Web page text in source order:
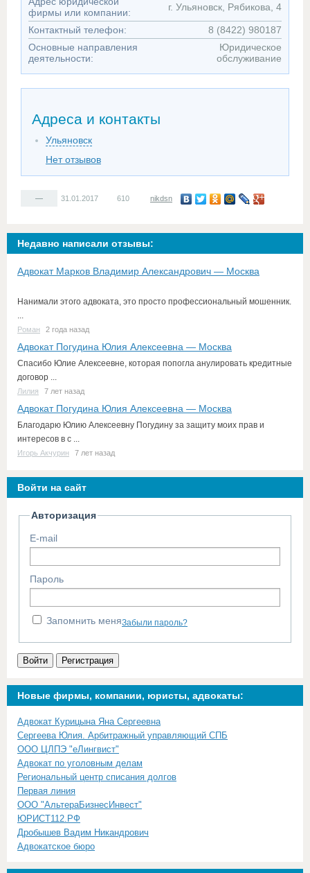
фирмы или компании:
г. Ульяновск, Рябикова, 4
Контактный телефон:
8 (8422) 980187
Основные направления
деятельности:
Юридическое
обслуживание
Адреса и контакты
Ульяновск
Нет отзывов
— 31.01.2017 610 nikdsn
Недавно написали отзывы:
Адвокат Марков Владимир Александрович — Москва
Нанимали этого адвоката, это просто профессиональный мошенник.
...
Роман 2 года назад
Адвокат Погудина Юлия Алексеевна — Москва
Спасибо Юлие Алексеевне, которая попогла анулировать кредитные
договор ...
Лилия 7 лет назад
Адвокат Погудина Юлия Алексеевна — Москва
Благодарю Юлию Алексеевну Погудину за защиту моих прав и
интересов в с ...
Игорь Акчурин 7 лет назад
Войти на сайт
Авторизация
E-mail
Пароль
Запомнить меняЗабыли пароль?
Войти Регистрация
Новые фирмы, компании, юристы, адвокаты:
Адвокат Курицына Яна Сергеевна
Сергеева Юлия. Арбитражный управляющий СПБ
ООО ЦЛПЭ "еЛингвист"
Адвокат по уголовным делам
Региональный центр списания долгов
Первая линия
ООО "АльтераБизнесИнвест"
ЮРИСТ112.РФ
Дробышев Вадим Никандрович
Адвокатское бюро